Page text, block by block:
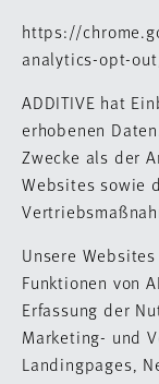
https://
analytics-opt-
ADDITIVE hat
erhobenen
Zwecke als der
Websites sowie
Unsere
Funktionen von
Erfassung der
Marketing- und
Landingpages,